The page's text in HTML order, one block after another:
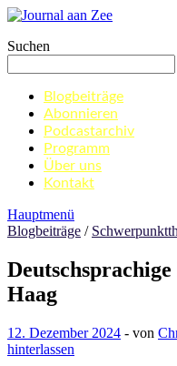
Zum
springen
Journal aan Zee
Suchen
Blogbeiträge
Abonnieren
Podcastarchiv
Programm
Über uns
Kontakt
Hauptmenü
Blogbeiträge /
Haag
12. Dezember 2024 - von
hinterlassen